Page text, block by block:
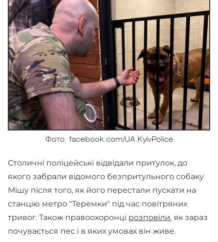
Фото: facebook.com/UA.KyivPolice
Столичні поліцейські відвідали притулок, до
якого забрали відомого безпритульного собаку
Мішу після того, як його перестали пускати на
станцію метро "Теремки" під час повітряних
тривог. Також правоохоронці розповіли, як зараз
почувається пес і в яких умовах він живе.